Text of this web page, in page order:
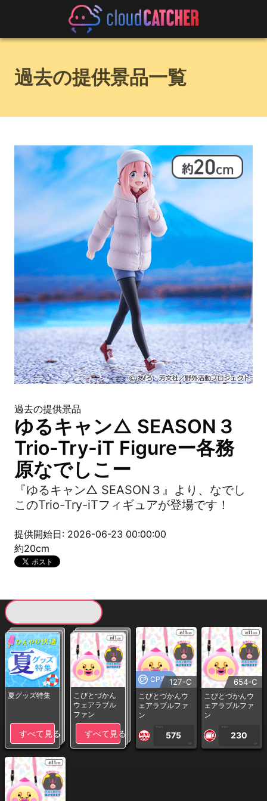
過去の提供景品一覧
過去の提供景品
ゆるキャン△ SEASON３
Trio-Try-iT Figureー各務
原なでしこー
『ゆるキャン△ SEASON３』より、なでし
このTrio-Try-iTフィギュアが登場です！
提供開始日: 2026-06-23 00:00:00
約20cm
夏グッズ特集
すべて見る
こびとづかん
ウェアラブル
ファン
すべて見る
CP専用127-C
こびとづかんウ
ェアラブルファ
ン
1PLAY
575
CP
654-C
こびとづかんウ
ェアラブルファ
ン
1PLAY
230
CP